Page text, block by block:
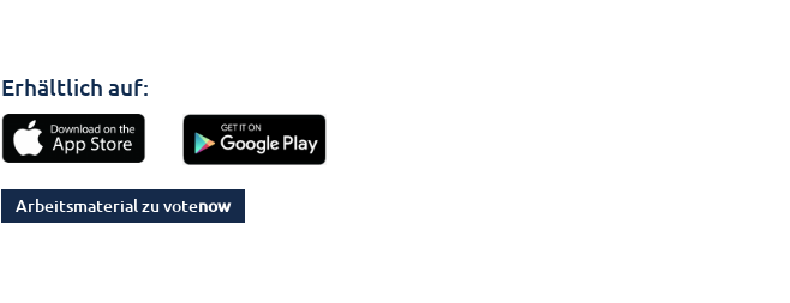
Erhältlich auf:
Arbeitsmaterial zu votenow